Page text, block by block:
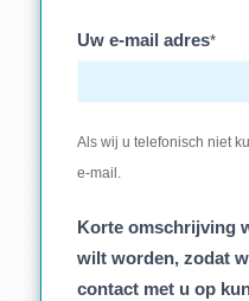
Uw e-mail adres*
Als wij u telefonisch niet
e-mail.
Korte omschrijving
wilt worden, zodat
contact met u op